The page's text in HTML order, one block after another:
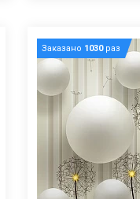
Заказано 1030раз